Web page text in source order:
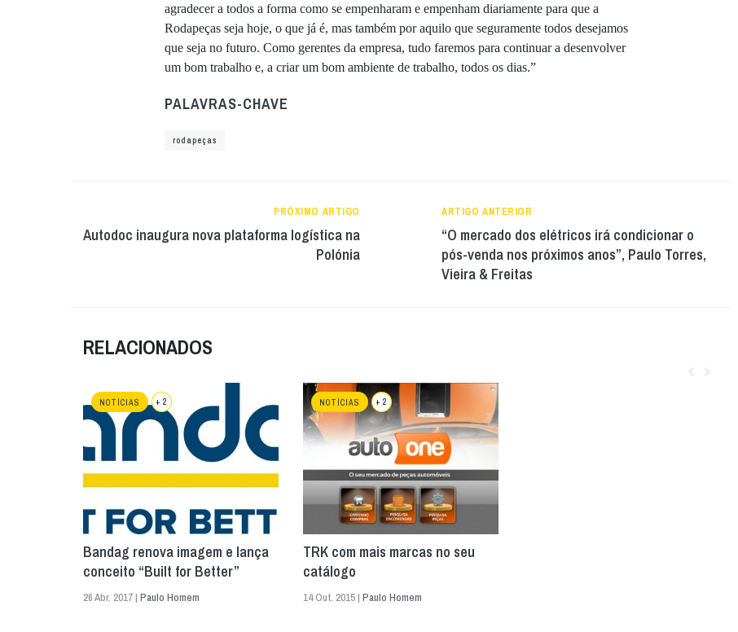
agradecer a todos a forma como se empenharam e empenham diariamente para que a
Rodapeças seja hoje, o que já é, mas também por aquilo que seguramente todos desejamos
que seja no futuro. Como gerentes da empresa, tudo faremos para continuar a desenvolver
um bom trabalho e, a criar um bom ambiente de trabalho, todos os dias.”
PALAVRAS-CHAVE
rodapeças
PRÓXIMO ARTIGO
Autodoc inaugura nova plataforma logística na
Polónia
ARTIGO ANTERIOR
“O mercado dos elétricos irá condicionar o
pós-venda nos próximos anos”, Paulo Torres,
Vieira & Freitas
RELACIONADOS
NOTÍCIAS + 2
Bandag renova imagem e lança
conceito “Built for Better”
26 Abr. 2017 | Paulo Homem
NOTÍCIAS + 2
TRK com mais marcas no seu
catálogo
14 Out. 2015 | Paulo Homem